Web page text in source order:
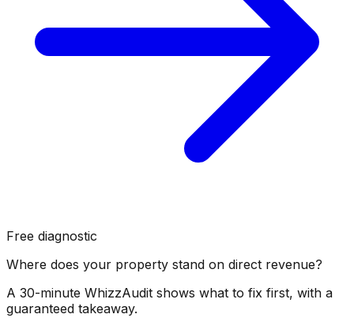
Free diagnostic
Where does your property stand on direct revenue?
A 30-minute WhizzAudit shows what to fix first, with a
guaranteed takeaway.